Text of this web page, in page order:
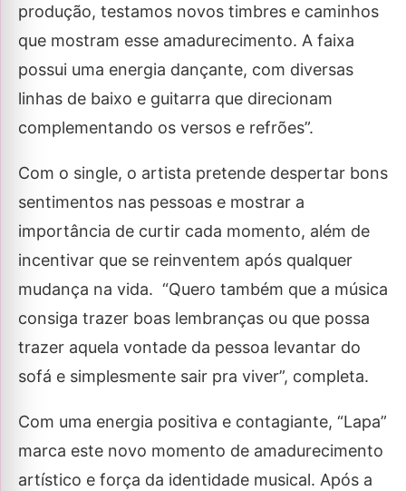
produção, testamos novos timbres e caminhos
que mostram esse amadurecimento. A faixa
possui uma energia dançante, com diversas
linhas de baixo e guitarra que direcionam
complementando os versos e refrões”.
Com o single, o artista pretende despertar bons
sentimentos nas pessoas e mostrar a
importância de curtir cada momento, além de
incentivar que se reinventem após qualquer
mudança na vida. “Quero também que a música
consiga trazer boas lembranças ou que possa
trazer aquela vontade da pessoa levantar do
sofá e simplesmente sair pra viver”, completa.
Com uma energia positiva e contagiante, “Lapa”
marca este novo momento de amadurecimento
artístico e força da identidade musical. Após a